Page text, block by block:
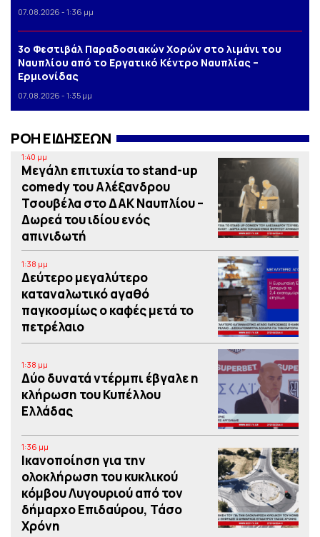
07.08.2026 - 1:36 μμ
3o Φεστιβάλ Παραδοσιακών Χορών στο λιμάνι του
Ναυπλίου από το Εργατικό Κέντρο Ναυπλίας –
Ερμιονίδας
07.08.2026 - 1:35 μμ
ΡΟΗ ΕΙΔΗΣΕΩΝ
1:40 μμ
Μεγάλη επιτυχία το stand-up
comedy του Αλέξανδρου
Τσουβέλα στο ΔΑΚ Ναυπλίου –
Δωρεά του ιδίου ενός
απινιδωτή
1:38 μμ
Δεύτερο μεγαλύτερο
καταναλωτικό αγαθό
παγκοσμίως ο καφές μετά το
πετρέλαιο
1:38 μμ
Δύο δυνατά ντέρμπι έβγαλε η
κλήρωση του Κυπέλλου
Ελλάδας
1:36 μμ
Iκανοποίηση για την
ολοκλήρωση του κυκλικού
κόμβου Λυγουριού από τον
δήμαρχο Επιδαύρου, Τάσο
Χρόνη